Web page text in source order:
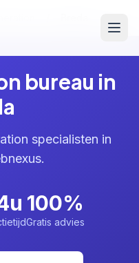
bureau in
specialisten in
100%
Gratis advies